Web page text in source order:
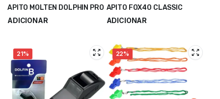
APITO MOLTEN DOLPHIN PRO
ADICIONAR
APITO FOX40 CLASSIC
ADICIONAR
21% 22%